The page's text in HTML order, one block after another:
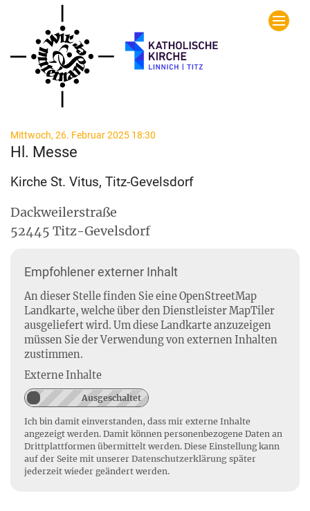
Zum Inhalt springen
Mittwoch, 26. Februar 2025 18:30
Hl. Messe
Kirche St. Vitus, Titz-Gevelsdorf
Dackweilerstraße
52445 Titz-Gevelsdorf
Empfohlener externer Inhalt
An dieser Stelle finden Sie eine OpenStreetMap
Landkarte, welche über den Dienstleister MapTiler
ausgeliefert wird. Um diese Landkarte anzuzeigen
müssen Sie der Verwendung von externen Inhalten
zustimmen.
Externe Inhalte
Ich bin damit einverstanden, dass mir externe Inhalte
angezeigt werden. Damit können personenbezogene Daten an
Drittplattformen übermittelt werden. Diese Einstellung kann
auf der Seite mit unserer Datenschutzerklärung später
jederzeit wieder geändert werden.